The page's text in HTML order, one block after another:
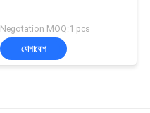
Negotation MOQ:1 pcs
যোগাযোগ